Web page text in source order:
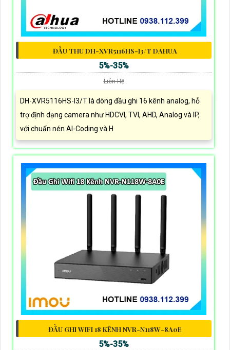
ĐẦU THU DH-XVR5116HS-I3/T DAHUA
5%-35%
Liên Hệ
DH-XVR5116HS-I3/T là dòng đầu ghi 16 kênh analog, hỗ
trợ định dạng camera như HDCVI, TVI, AHD, Analog và IP,
với chuẩn nén AI-Coding và H
ĐẦU GHI WIFI 18 KÊNH NVR-N118W-8A0E
5%-35%